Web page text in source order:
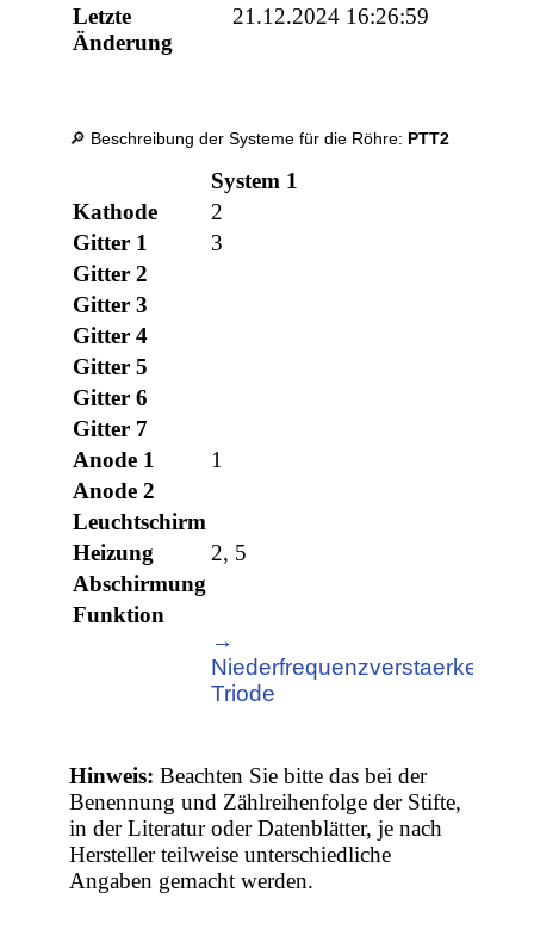
Letzte
Änderung
21.12.2024 16:26:59
🔎 Beschreibung der Systeme für die Röhre: PTT2
System 1
Kathode
2
Gitter 1
3
Gitter 2
Gitter 3
Gitter 4
Gitter 5
Gitter 6
Gitter 7
Anode 1
1
Anode 2
Leuchtschirm
Heizung
2, 5
Abschirmung
Funktion
→
Niederfrequenzverstaerker,
Triode
Hinweis: Beachten Sie bitte das bei der
Benennung und Zählreihenfolge der Stifte,
in der Literatur oder Datenblätter, je nach
Hersteller teilweise unterschiedliche
Angaben gemacht werden.